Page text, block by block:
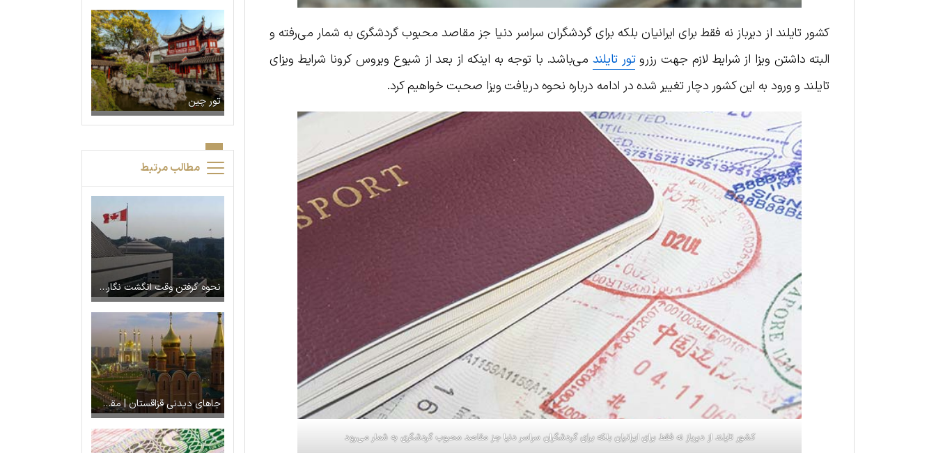
کشور تایلند از دیرباز نه فقط برای ایرانیان بلکه برای گردشگران سراسر دنیا جز مقاصد محبوب گردشگری به شمار می‌رفته و
البته داشتن ویزا از شرایط لازم جهت رزروتور تایلند می‌باشد. با توجه به اینکه از بعد از شیوع ویروس کرونا شرایط ویزای
تایلند و ورود به این کشور دچار تغییر شده در ادامه درباره نحوه دریافت ویزا صحبت خواهیم کرد.
کشور تایلند از دیرباز نه فقط برای ایرانیان بلکه برای گردشگران سراسر دنیا جز مقاصد محبوب گردشگری به شمار می‌رود
تور چین
مطالب مرتبط
نحوه گرفتن وقت انگشت نگاری کانادا در ترکیه
جاهای دیدنی قزاقستان | مقصد جدید بدون ویزا برای ایرانیان